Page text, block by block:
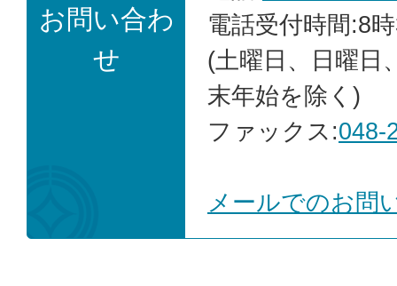
お問い合わ
せ
電話受付時間:8
(土曜日、日曜日
末年始を除く)
ファックス:048-
メールでのお問